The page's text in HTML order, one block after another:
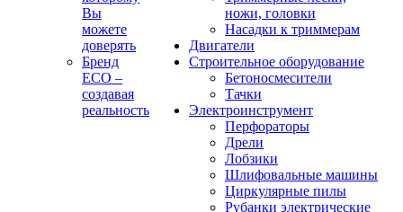
Вы
можете
доверять
Бренд
ECO –
создавая
реальность
ножи, головки
Насадки к триммерам
Двигатели
Строительное оборудование
Бетоносмесители
Тачки
Электроинструмент
Перфораторы
Дрели
Лобзики
Шлифовальные машины
Циркулярные пилы
Рубанки электрические